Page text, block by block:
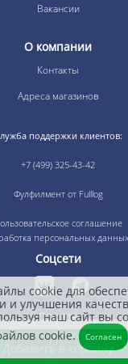
Добавить в корзину
Вакансии
О компании
Контакты
Адреса магазинов
поддержки клиентов:
+7 (499) 325-43-42
Фулфилмент от Fulllog
соглашение
персональных данных
Соцсети
Оплата
cookie для
и улучшения
наш сайт вы
cookie.
Согласен